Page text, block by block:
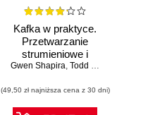
Rajini Sivaram
Kafka w praktyce.
Przetwarzanie
strumieniowe i
potoki danych o
Wydanie II
Gwen Shapira, Todd Palino
(49,50 zł najniższa cena z 30 dni)